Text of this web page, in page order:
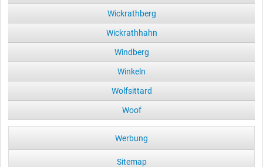
Wickrathberg
Wickrathhahn
Windberg
Winkeln
Wolfsittard
Woof
Werbung
Sitemap